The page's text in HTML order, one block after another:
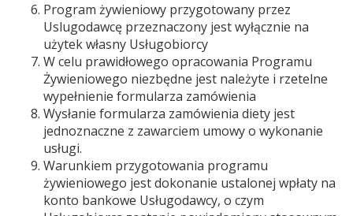
Program żywieniowy przygotowany przez
Uslugodawcę przeznaczony jest wyłącznie na
użytek własny Usługobiorcy
W celu prawidłowego opracowania Programu
Żywieniowego niezbędne jest należyte i rzetelne
wypełnienie formularza zamówienia
Wysłanie formularza zamówienia diety jest
jednoznaczne z zawarciem umowy o wykonanie
usługi.
Warunkiem przygotowania programu
żywieniowego jest dokonanie ustalonej wpłaty na
konto bankowe Usługodawcy, o czym